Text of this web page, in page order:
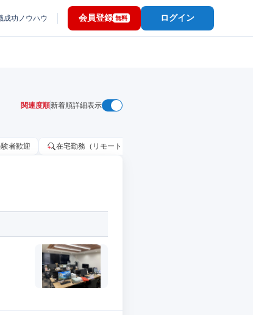
成功ノウハウ 会員登録 無料 ログイン
関連度順新着順詳細表示
者歓迎 在宅勤務（リモートワーク）OK